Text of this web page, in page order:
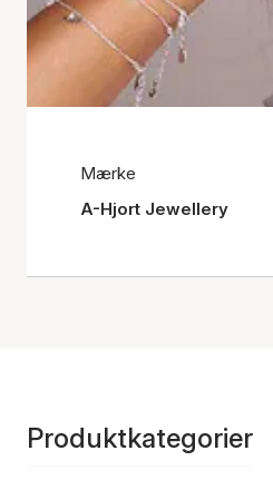
Mærke
A-Hjort Jewellery
Produktkategorier